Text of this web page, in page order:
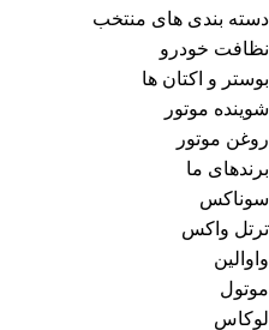
دسته بندی های منتخب
نظافت خودرو
بوستر و اکتان ها
شوینده موتور
روغن موتور
برندهای ما
سوناکس
ترتل واکس
واوالین
موتول
لوکاس